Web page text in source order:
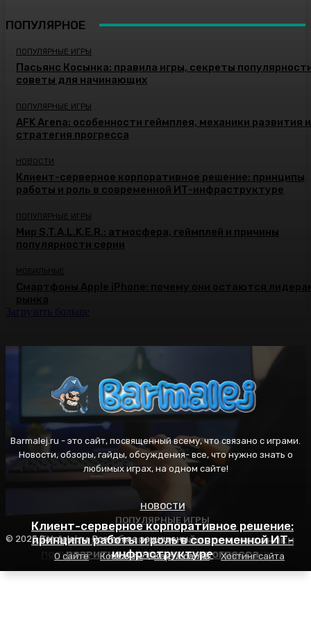
ПОПУЛЯРНЫЕ ИГРЫ
Пасьянс Косынка: правила игры, секреты
популярности и советы для начинающих
ПОПУЛЯРНЫЕ ИГРЫ
AFK Arena: особенности геймплея, механики
развития и стратегия прогресса
НОВОСТИ
Клиент-серверное корпоративное решение:
принципы работы и роль в современной ИТ-
инфраструктуре
ПОПУЛЯРНОЕ
ПОПУЛЯРНЫЕ ИГРЫ
Пасьянс Косынка: правила игры, секреты
советы для начинающих
ПОПУЛЯРНЫЕ ИГРЫ
AFK Arena: особенности геймплея, механики развития и
стратегия прогресса
НОВОСТИ
Клиент-серверное корпоративное решение: принципы
работы и роль в современной ИТ-инфраструктуре
ПОПУЛЯРНЫЕ ИГРЫ
Мир S.T.A.L.K.E.R.: атмосфера, геймплей и причины
популярности серии
МОБИЛЬНЫЕ
Смартфоны Apple iPhone: почему они остаются
Barmalej.ru - это сайт, посвященный всему, что связано с играми.
Новости, обзоры, гайды, обсуждения- все, что нужно знать о
любимых играх, на одном сайте!
© 2025 Barmalej.ru. Все права защищены.
О сайте
Контакты Карта сайта Хостинг сайта